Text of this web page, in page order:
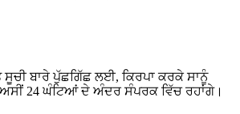
ਸੂਚੀ ਬਾਰੇ ਪੁੱਛਗਿੱਛ ਲਈ, ਕਿਰਪਾ ਕਰਕੇ ਸਾਨੂੰ
24 ਘੰਟਿਆਂ ਦੇ ਅੰਦਰ ਸੰਪਰਕ ਵਿੱਚ ਰਹਾਂਗੇ।